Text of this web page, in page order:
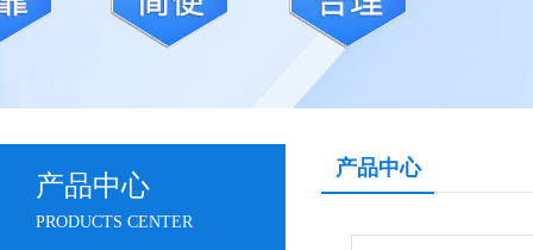
产品中心
PRODUCTS CENTER
产品中心